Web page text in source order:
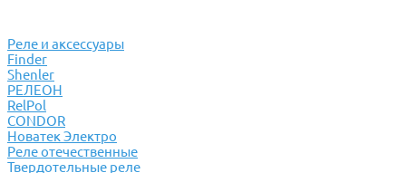
Реле и аксессуары
Finder
Shenler
РЕЛЕОН
RelPol
CONDOR
Новатек Электро
Реле отечественные
Твердотельные реле